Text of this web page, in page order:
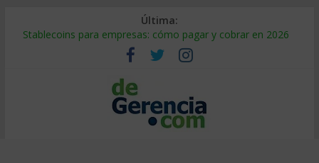
Última:
Stablecoins para empresas: cómo pagar y cobrar en 2026
Despido silencioso: qué es y por qué sale tan caro
IA en selección de personal: cómo auditarla a tiempo
Trabajo forzoso en la cadena de suministro: qué hacer
Mercado hispano de EE. UU.: cómo segmentarlo y venderle